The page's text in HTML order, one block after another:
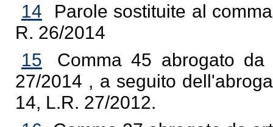
14
Parole sostituite al
R. 26/2014
15
Comma 45 abrogato
27/2014 , a seguito
14, L.R. 27/2012.